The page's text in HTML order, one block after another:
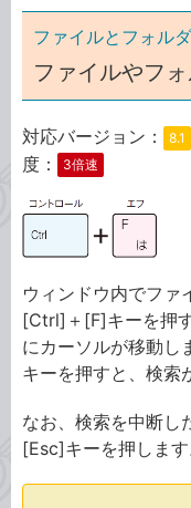
ファイルとフォル
ファイルやフ
対応バージョン： 8.1
度：
3倍速
ウィンドウ内でファ
[Ctrl]＋[F]キーを押
にカーソルが移動し
キーを押すと、検索
なお、検索を中断し
[Esc]キーを押します